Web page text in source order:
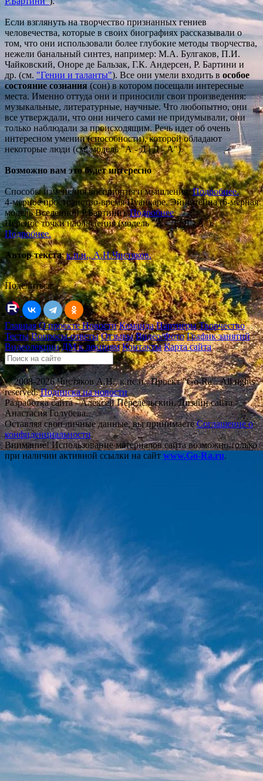
Если взглянуть на творчество признанных гениев
человечества, которые в своих биографиях рассказывали о
том, что они использовали более глубокие методы творчества,
нежели банальный синтез, например: М.А. Булгаков, П.И.
Чайковский, Оноре де Бальзак, Г.К. Андерсен, Р. Бартини и
др. (см. "Гении и таланты"). Все они умели входить в особое
состояние сознания (сон) в котором посещали интересные
места. Именно оттуда они и приносили свои произведения:
музыкальные, литературные, научные. Что любопытно, они
все утверждали, что они ничего сами не придумывали, они
только наблюдали за происходящим. Речь идет об очень
интересном умении (способности), которой обладают
некоторые люди (см. модель "А - Д | Д - А").
Возможно вам это будет интересно
Способы изменения восприятия и мышления.Подробнее.
4-мерное пространство-время Пуанкаре, Эйнштейна (6-мерная
модель Вселенной Р.Бартини).Подробнее.
Перенос точки наблюдения (модель "А - Д | Д - А").
Подробнее.
Автор текста:к.п.н., А.Н.Чистяков.
Поделиться:
Главная О проектеНовости Команда Партнеры Творчество
Тесты Вопросы-ответы Отзывы Видео/Фото График занятий
Видеолекции ДМ к лекциям Контакты Карта сайта
© 2008-2026 Чистяков А.Н., к.пс.н., Проект "Go-Ra". All rights
reserved.Подписка на новости
Разработка сайта - Алексей Передельский. Дизайн сайта -
Анастасия Голубева.
Оставляя свои личные данные, вы принимаетеСоглашение о
конфиденциальности.
Внимание! Использование материалов сайта возможно только
при наличии активной ссылки на сайт www.Go-Ra.ru.